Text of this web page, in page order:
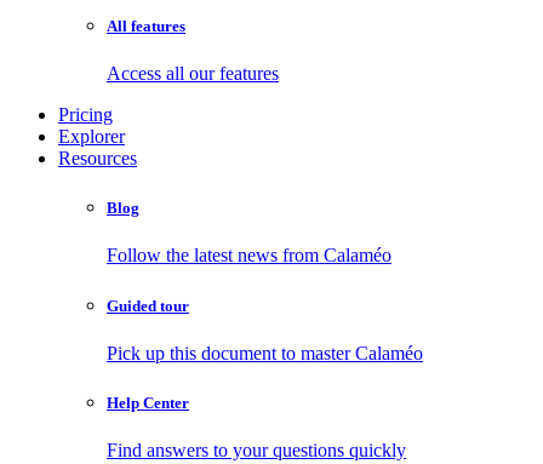
All features
Access all our features
Pricing
Explorer
Resources
Blog
Follow the latest news from Calaméo
Guided tour
Pick up this document to master Calaméo
Help Center
Find answers to your questions quickly